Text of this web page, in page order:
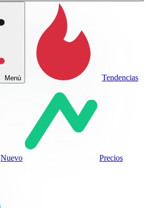
Menú Tendencias
Nuevo Precios